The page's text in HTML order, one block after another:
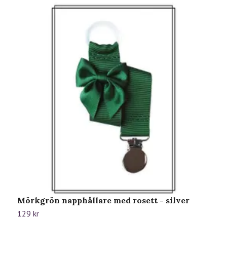
Mörkgrön napphållare med rosett - silver
129 kr